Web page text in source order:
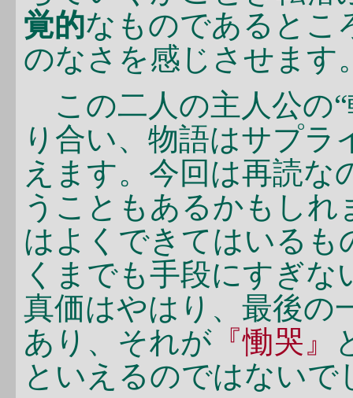
覚的なものであるとこ
のなさを感じさせます
この二人の主人公の
り合い、物語はサプラ
えます。今回は再読
うこともあるかもし
はよくできてはいるも
くまでも手段にすぎ
真価はやはり、最後の
あり、それが『慟哭』
といえるのではないで